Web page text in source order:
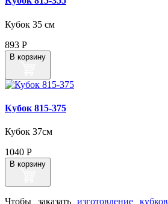
Кубок 35 см
893 Р
В корзину
Кубок 815‑375
Кубок 37см
1040 Р
В корзину
Чтобы заказать изготовление кубков